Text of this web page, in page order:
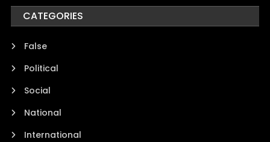
CATEGORIES
False
Political
Social
National
International